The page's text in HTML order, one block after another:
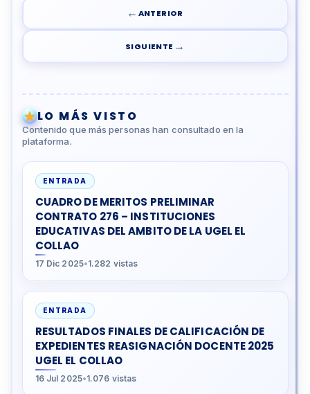
← ANTERIOR
SIGUIENTE →
LO MÁS VISTO
Contenido que más personas han consultado en la
plataforma.
ENTRADA
CUADRO DE MERITOS PRELIMINAR
CONTRATO 276 – INSTITUCIONES
EDUCATIVAS DEL AMBITO DE LA UGEL EL
COLLAO
17 Dic 2025•1.282 vistas
ENTRADA
RESULTADOS FINALES DE CALIFICACIÓN DE
EXPEDIENTES REASIGNACIÓN DOCENTE 2025
UGEL EL COLLAO
16 Jul 2025•1.076 vistas